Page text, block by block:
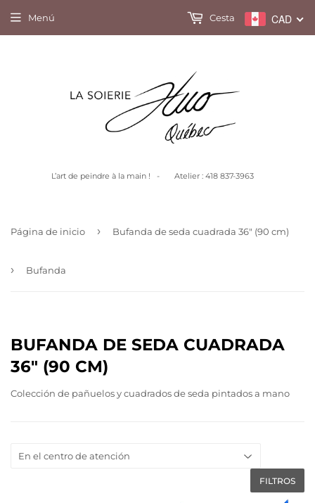
L’art de peindre à la main ! - Atelier : 418 837-3963
Menú CAD
Cesta
Página de inicio › Bufanda de seda cuadrada 36" (90 cm)
› Bufanda
BUFANDA DE SEDA CUADRADA
36" (90 CM)
Colección de pañuelos y cuadrados de seda pintados a mano
FILTROS